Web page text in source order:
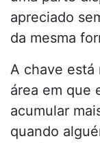
apreciado
da mesma
A chave está
área em que
acumular
quando